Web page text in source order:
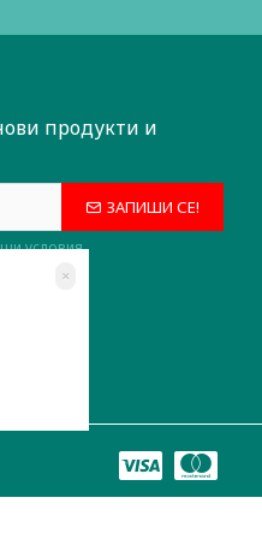
продукти и
ЗАПИШИ СЕ!
условия
×